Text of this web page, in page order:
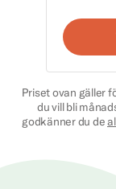
Priset ovan gäller
du vill bli
godkänner du de